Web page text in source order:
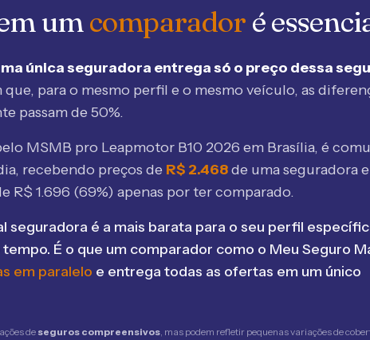
umcomparador é
única seguradora entrega só o preço dessa
para o mesmo perfil e o mesmo veículo, as
passam de 50%.
MSMB pro Leapmotor B10 2026 em Brasília, é
recebendo preços de R$ 2.468de uma seguradora
R$ 1.696 (69%) apenas por ter comparado.
seguradora é a mais barata para o seu perfil
É o que um comparador como o Meu Seguro
em paralelo e entrega todas as ofertas em um único
de seguros compreensivos, mas podem refletir pequenas variações de